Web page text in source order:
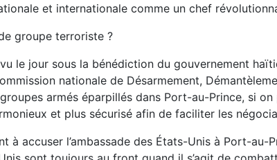
et internationale comme un chef
groupe terroriste ?
le jour sous la bénédiction du gouvernement
nationale de Désarmement,
armés éparpillés dans Port-au-Prince, si
et plus sécurisé afin de faciliter les
accuser l’ambassade des États-Unis à Port-au-